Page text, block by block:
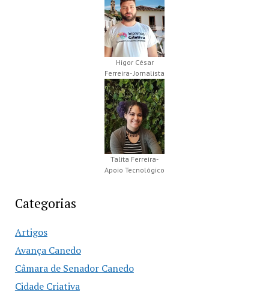
Higor César
Ferreira- Jornalista
Talita Ferreira-
Apoio Tecnológico
Categorias
Artigos
Avança Canedo
Câmara de Senador Canedo
Cidade Criativa